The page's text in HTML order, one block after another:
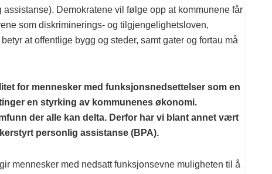
assistanse). Demokratene vil følge opp at kommunene får
som diskriminerings- og tilgjengelighetsloven,
at offentlige bygg og steder, samt gater og fortau må
for mennesker med funksjonsnedsettelser som en
en styrking av kommunenes økonomi.
der alle kan delta. Derfor har vi blant annet vært
personlig assistanse (BPA).
mennesker med nedsatt funksjonsevne muligheten til å